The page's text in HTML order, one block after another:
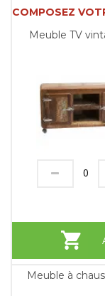
COMPOSEZ
Meuble TV
Meuble à